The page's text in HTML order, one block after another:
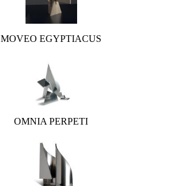
MOVEO EGYPTIACUS
OMNIA PERPETI